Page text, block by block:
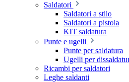
Saldatori
Saldatori a stilo
Saldatori a pistola
KIT saldatura
Punte e ugelli
Punte per saldatura
Ugelli per
Ricambi per saldatori
Leghe saldanti